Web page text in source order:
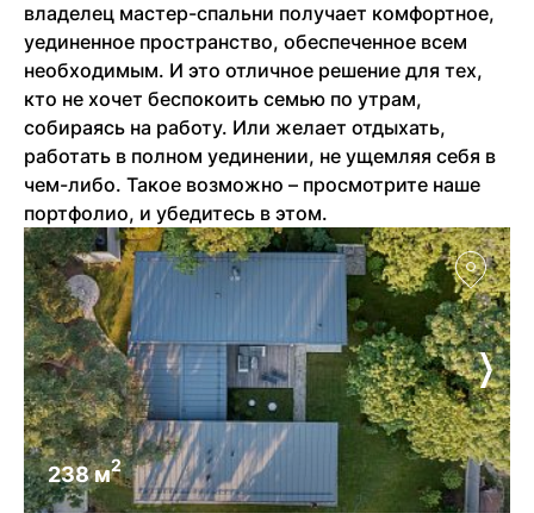
владелец мастер-спальни получает комфортное,
уединенное пространство, обеспеченное всем
необходимым. И это отличное решение для тех,
кто не хочет беспокоить семью по утрам,
собираясь на работу. Или желает отдыхать,
работать в полном уединении, не ущемляя себя в
чем-либо. Такое возможно – просмотрите наше
портфолио, и убедитесь в этом.
238 м2